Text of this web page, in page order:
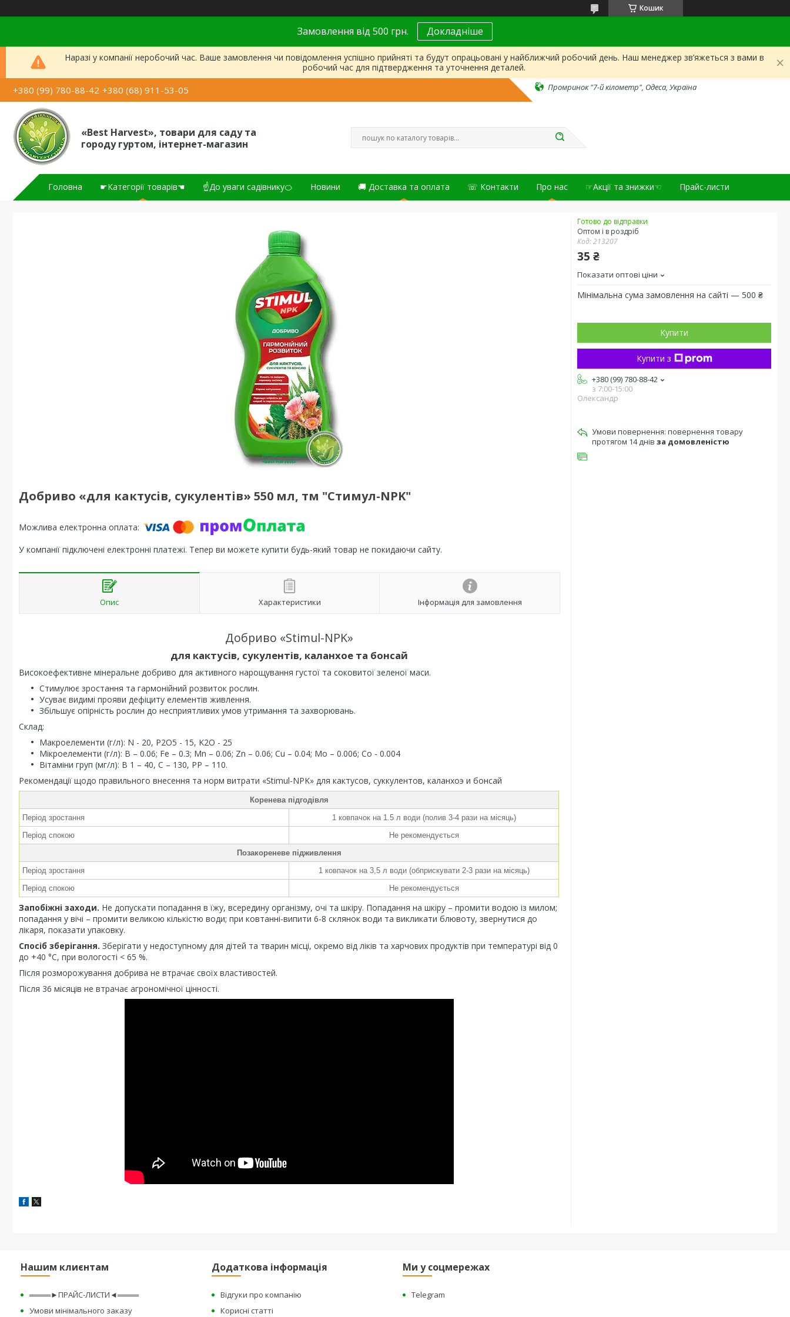
Кошик
Замовлення від 500 грн. Докладніше
Наразі у компанії неробочий час. Ваше замовлення чи повідомлення успішно прийняті та будут опрацьовані у найближчий робочий день. Наш менеджер зв’яжеться з вами в
робочий час для підтвердження та уточнення деталей.
+380 (99) 780-88-42 +380 (68) 911-53-05 Промринок "7-й кілометр", Одеса, Україна
«Best Harvest», товари для саду та
городу гуртом, інтернет-магазин
Головна ☛Категорії товарів☚ ☝До уваги садівнику🍊 Новини 🚚 Доставка та оплата ☏ Контакти Про нас ☞Акції та знижки☜ Прайс-листи
Добриво «для кактусів, сукулентів» 550 мл, тм "Стимул-NPK"
У компанії підключені електронні платежі. Тепер ви можете купити будь-який товар не покидаючи сайту.
Опис Характеристики Інформація для замовлення
Добриво «Stimul-NPK»
для кактусів, сукулентів, каланхое та бонсай
Високоефективне мінеральне добриво для активного нарощування густої та соковитої зеленої маси.
Стимулює зростання та гармонійний розвиток рослин.
Усуває видимі прояви дефіциту елементів живлення.
Збільшує опірність рослин до несприятливих умов утримання та захворювань.
Склад:
Макроелементи (г/л): N - 20, P2О5 - 15, K2О - 25
Мікроелементи (г/л): B – 0.06; Fe – 0.3; Mn – 0.06; Zn – 0.06; Cu – 0.04; Mo – 0.006; Co - 0.004
Вітаміни груп (мг/л): B 1 – 40, C – 130, PP – 110.
Рекомендації щодо правильного внесення та норм витрати «Stimul-NPK» для кактусов, суккулентов, каланхоэ и бонсай
Коренева підгодівля
Період зростання
1 ковпачок на 1.5 л води (полив 3-4 рази на місяць)
Період спокою
Не рекомендується
Позакореневе підживлення
Період зростання
1 ковпачок на 3,5 л води (обприскувати 2-3 рази на місяць)
Період спокою
Не рекомендується
Запобіжні заходи. Не допускати попадання в їжу, всередину організму, очі та шкіру. Попадання на шкіру – промити водою із милом;
попадання у вічі – промити великою кількістю води; при ковтанні-випити 6-8 склянок води та викликати блювоту, звернутися до
лікаря, показати упаковку.
Спосіб зберігання. Зберігати у недоступному для дітей та тварин місці, окремо від ліків та харчових продуктів при температурі від 0
до +40 °С, при вологості < 65 %.
Після розморожування добрива не втрачає своїх властивостей.
Після 36 місяців не втрачає агрономічної цінності.
Готово до відправки
Оптом і в роздріб
Код:213207
35 ₴
Показати оптові ціни
Мінімальна сума замовлення на сайті — 500 ₴
Купити
Купити з
+380 (99) 780-88-42
з 7:00-15:00
Олександр
повернення товару
протягом 14 днів за домовленістю
Нашим клиєнтам
════►ПРАЙС-ЛИСТИ◄════
Умови мінімального заказу
Додаткова інформація
Відгуки про компанію
Корисні статті
Ми у соцмережах
Telegram